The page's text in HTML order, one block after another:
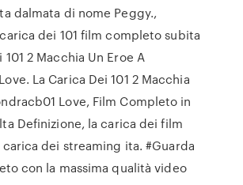
dalmata di nome Peggy.,
dei 101 film completo subita
101 2 Macchia Un Eroe A
La Carica Dei 101 2 Macchia
Love, Film Completo in
Definizione, la carica dei film
dei streaming ita. #Guarda
con la massima qualità video